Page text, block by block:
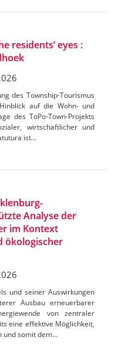
residents’ eyes :
des Township-Tourismus
auf die Wohn- und
des ToPo-Town-Projekts
wirtschaftlicher und
ist…
Analyse der
im Kontext
ökologischer
und seiner Auswirkungen
Ausbau erneuerbarer
von zentraler
eine effektive Möglichkeit,
und somit dem…